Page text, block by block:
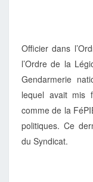
Officier dans
l’Ordre de la
Gendarmerie
lequel avait mis
comme de la
politiques. Ce
du Syndicat.